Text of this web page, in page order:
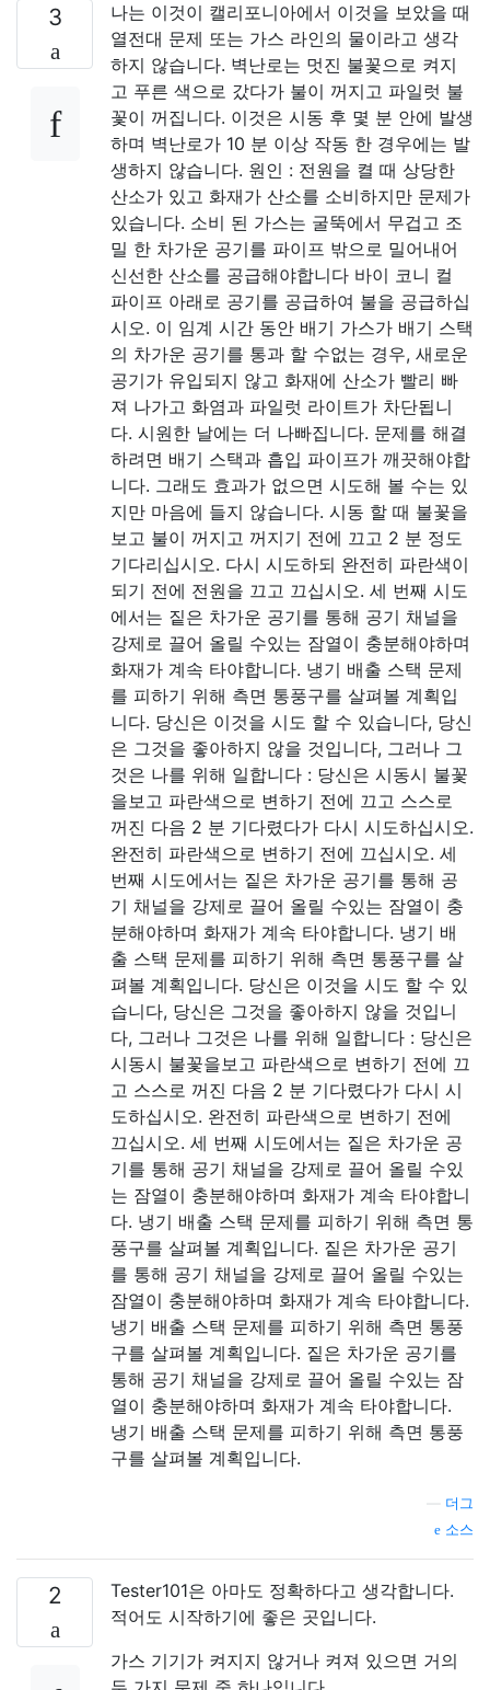
3
나는 이것이 캘리포니아에서 이것을 보았을 때
열전대 문제 또는 가스 라인의 물이라고 생각
하지 않습니다. 벽난로는 멋진 불꽃으로 켜지
고 푸른 색으로 갔다가 불이 꺼지고 파일럿 불
꽃이 꺼집니다. 이것은 시동 후 몇 분 안에 발생
하며 벽난로가 10 분 이상 작동 한 경우에는 발
생하지 않습니다. 원인 : 전원을 켤 때 상당한
산소가 있고 화재가 산소를 소비하지만 문제가
있습니다. 소비 된 가스는 굴뚝에서 무겁고 조
밀 한 차가운 공기를 파이프 밖으로 밀어내어
신선한 산소를 공급해야합니다 바이 코니 컬
파이프 아래로 공기를 공급하여 불을 공급하십
시오. 이 임계 시간 동안 배기 가스가 배기 스택
의 차가운 공기를 통과 할 수없는 경우, 새로운
공기가 유입되지 않고 화재에 산소가 빨리 빠
져 나가고 화염과 파일럿 라이트가 차단됩니
다. 시원한 날에는 더 나빠집니다. 문제를 해결
하려면 배기 스택과 흡입 파이프가 깨끗해야합
니다. 그래도 효과가 없으면 시도해 볼 수는 있
지만 마음에 들지 않습니다. 시동 할 때 불꽃을
보고 불이 꺼지고 꺼지기 전에 끄고 2 분 정도
기다리십시오. 다시 시도하되 완전히 파란색이
되기 전에 전원을 끄고 끄십시오. 세 번째 시도
에서는 짙은 차가운 공기를 통해 공기 채널을
강제로 끌어 올릴 수있는 잠열이 충분해야하며
화재가 계속 타야합니다. 냉기 배출 스택 문제
를 피하기 위해 측면 통풍구를 살펴볼 계획입
니다. 당신은 이것을 시도 할 수 있습니다, 당신
은 그것을 좋아하지 않을 것입니다, 그러나 그
것은 나를 위해 일합니다 : 당신은 시동시 불꽃
을보고 파란색으로 변하기 전에 끄고 스스로
꺼진 다음 2 분 기다렸다가 다시 시도하십시오.
완전히 파란색으로 변하기 전에 끄십시오. 세
번째 시도에서는 짙은 차가운 공기를 통해 공
기 채널을 강제로 끌어 올릴 수있는 잠열이 충
분해야하며 화재가 계속 타야합니다. 냉기 배
출 스택 문제를 피하기 위해 측면 통풍구를 살
펴볼 계획입니다. 당신은 이것을 시도 할 수 있
습니다, 당신은 그것을 좋아하지 않을 것입니
다, 그러나 그것은 나를 위해 일합니다 : 당신은
시동시 불꽃을보고 파란색으로 변하기 전에 끄
고 스스로 꺼진 다음 2 분 기다렸다가 다시 시
도하십시오. 완전히 파란색으로 변하기 전에
끄십시오. 세 번째 시도에서는 짙은 차가운 공
기를 통해 공기 채널을 강제로 끌어 올릴 수있
는 잠열이 충분해야하며 화재가 계속 타야합니
다. 냉기 배출 스택 문제를 피하기 위해 측면 통
풍구를 살펴볼 계획입니다. 짙은 차가운 공기
를 통해 공기 채널을 강제로 끌어 올릴 수있는
잠열이 충분해야하며 화재가 계속 타야합니다.
냉기 배출 스택 문제를 피하기 위해 측면 통풍
구를 살펴볼 계획입니다. 짙은 차가운 공기를
통해 공기 채널을 강제로 끌어 올릴 수있는 잠
열이 충분해야하며 화재가 계속 타야합니다.
냉기 배출 스택 문제를 피하기 위해 측면 통풍
구를 살펴볼 계획입니다.
더그
소스
2
Tester101은 아마도 정확하다고 생각합니다.
적어도 시작하기에 좋은 곳입니다.
가스 기기가 켜지지 않거나 켜져 있으면 거의